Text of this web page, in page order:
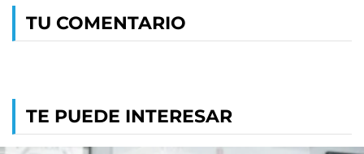
TU COMENTARIO
TE PUEDE INTERESAR